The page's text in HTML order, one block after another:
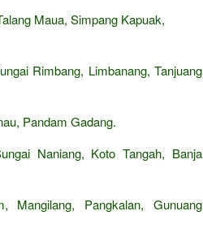
Maua, Simpang Kapuak,
Rimbang, Limbanang, Tanjuang
Pandam Gadang.
Naniang, Koto Tangah, Banja
Mangilang, Pangkalan, Gunuang